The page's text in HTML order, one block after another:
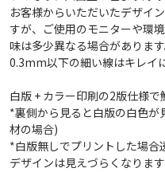
お客様からいただいたデザイ
すが、ご使用のモニターや環
味は多少異なる場合があります
0.3mm以下の細い線はキレイ
白版 + カラー印刷の2版仕様で
*裏側から見ると白版の白色が
材の場合)
*白版無しでプリントした場合
デザインは見えづらくなります